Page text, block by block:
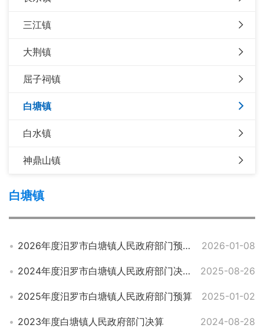
三江镇
大荆镇
屈子祠镇
白塘镇
白水镇
神鼎山镇
白塘镇
2026年度汨罗市白塘镇人民政府部门预算公开 2026-01-08
2024年度汨罗市白塘镇人民政府部门决算 2025-08-26
2025年度汨罗市白塘镇人民政府部门预算 2025-01-02
2023年度白塘镇人民政府部门决算 2024-08-28